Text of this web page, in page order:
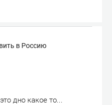
в Россию
дно какое то...